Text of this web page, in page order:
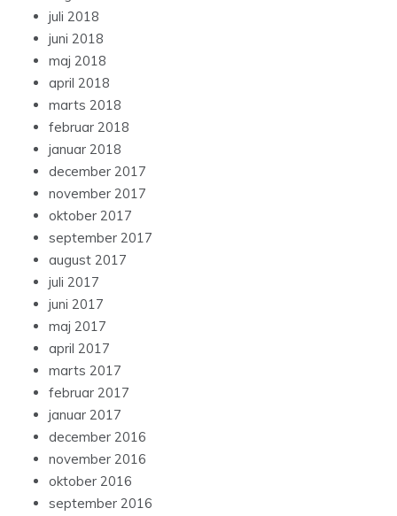
juli 2018
juni 2018
maj 2018
april 2018
marts 2018
februar 2018
januar 2018
december 2017
november 2017
oktober 2017
september 2017
august 2017
juli 2017
juni 2017
maj 2017
april 2017
marts 2017
februar 2017
januar 2017
december 2016
november 2016
oktober 2016
september 2016